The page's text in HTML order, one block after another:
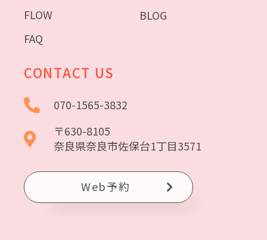
FLOW
FAQ
BLOG
CONTACT US
070-1565-3832
〒630-8105
奈良県奈良市佐保台1丁目3571
Web予約